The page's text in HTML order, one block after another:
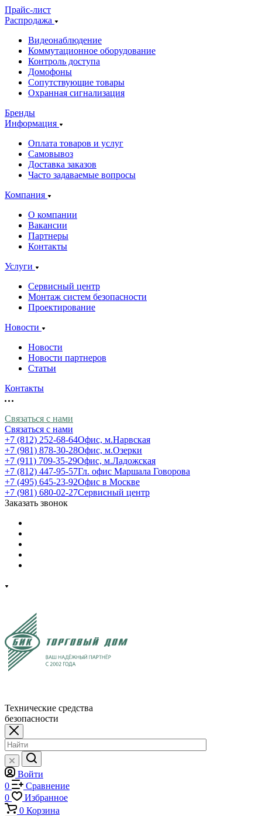
Прайс-лист
Распродажа
Видеонаблюдение
Коммутационное оборудование
Контроль доступа
Домофоны
Сопутствующие товары
Охранная сигнализация
Бренды
Информация
Оплата товаров и услуг
Самовывоз
Доставка заказов
Часто задаваемые вопросы
Компания
О компании
Вакансии
Партнеры
Контакты
Услуги
Сервисный центр
Монтаж систем безопасности
Проектирование
Новости
Новости
Новости партнеров
Статьи
Контакты
Связаться с нами
Связаться с нами
+7 (812) 252-68-64Офис, м.Нарвская
+7 (981) 878-30-28Офис, м.Озерки
+7 (911) 709-35-29Офис, м.Ладожская
+7 (812) 447-95-57Гл. офис Маршала Говорова
+7 (495) 645-23-92Офис в Москве
+7 (981) 680-02-27Сервисный центр
Заказать звонок
Технические средства
безопасности
Войти
0
Сравнение
0
Избранное
0 Корзина